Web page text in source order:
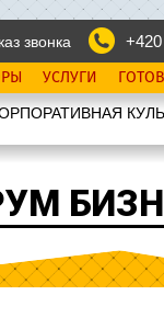
звонка
УСЛУГИ